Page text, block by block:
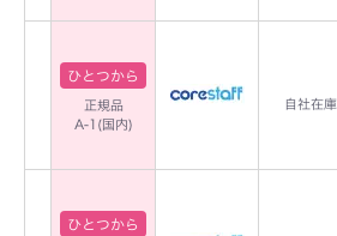
ひとつから
正規品
A-1(国内)
自社在庫
ひとつから